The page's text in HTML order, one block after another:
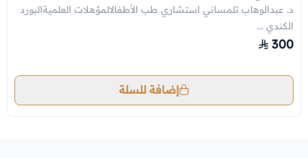
د. عبدالوهاب تلمساني استشاري طب الأطفالالمؤهلات العلميةالبورد
الكندي ...
300
إضافة للسلة